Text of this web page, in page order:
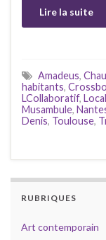
Lire la suite
Amadeus,
habitants,
LCollaboratif,
Musambule,
Denis, Toulouse,
RUBRIQUES
Art contemporain